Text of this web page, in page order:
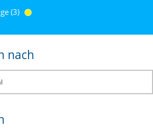
(3)
nach